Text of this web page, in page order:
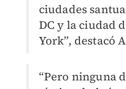
ciudades
DC y la ciudad
York”, destacó
“Pero ninguna